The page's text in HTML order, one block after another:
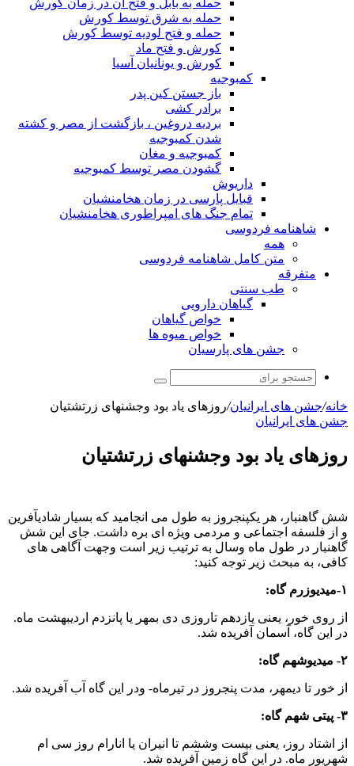
حمله به بابل و فتح آن در زمان کورش
حمله به شرق توسط کورش
حمله و فتح لودیه توسط کورش
کورش و فتح ماد
کورش و یونانیان آسیا
کمبوجیه
باز جستن کین پدر
برادر کشی
بردیه دروغین ، بازگشت از مصر و کشته
شدن کمبوجیه
کمبوجیه و مغان
گشودن مصر توسط کمبوجیه
داریوش
قبایل پارسی در زمان هخامنشیان
تمام جنگ های امپراطوری هخامنشیان
شاهنامه فردوسی
همه
متن کامل شاهنامه فردوسی
متفرقه
طب سنتی
گیاهان دارویی
خواص گیاهان
خواص میوه ها
جشن های پارسیان
جستجو
خانه/جشن های ایرانیان/روزهای یاد بود وجشنهای زرتشتیان
جشن های ایرانیان
روزهای یاد بود وجشنهای زرتشتیان
شش گاهنبار، هر یکپنجروز به طول می انجامید که بسیار شادیآفرین
و از فلسفه اجتماعی و مردمی ویژه ای بره داشت. جای این شش
گاهنبار در طول ماه وسال به ترتیب زیر است وجهت آگاهی های
کافی، به مبحث زیر توجه کنید:
۱-میدیوزرم گاه:
از روی خور، یعنی یازدهم تاروزی دی بمهر یا پانزدم اردیبهشت ماه.
در این گاه، آسمان آفریده شد.
۲- میدیوشهم گاه:
از خور تا دیمهر، مدت پنجروز در تیرماه- ودر این گاه آب آفریده شد.
۳- پیتی شهم گاه:
از اشتاد روز، یعنی بیست وششم تا انیران یا انارام روز سی ام
شهریور ماه. در این گاه زمین آفریده شد.